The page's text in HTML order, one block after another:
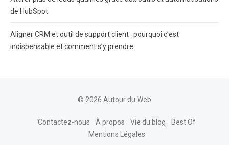
de HubSpot
Aligner CRM et outil de support client : pourquoi c’est
indispensable et comment s’y prendre
© 2026 Autour du Web
Contactez-nous À propos Vie du blog
Best Of
Mentions Légales